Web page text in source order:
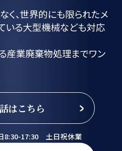
、世界的にも限られたメ
いる大型機械なども対応
産業廃棄物処理までワン
はこちら
8:30-17:30 土日祝休業